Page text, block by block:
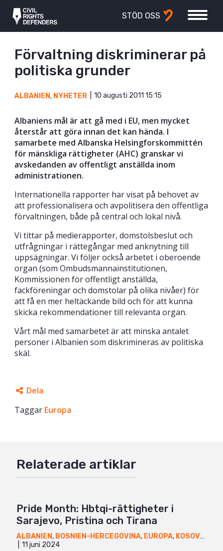
STÖD OSS
Förvaltning diskriminerar på
politiska grunder
ALBANIEN, NYHETER 10 augusti 2011 15:15
Albaniens mål är att gå med i EU, men mycket
återstår att göra innan det kan hända. I
samarbete med Albanska Helsingforskommittén
för mänskliga rättigheter (AHC) granskar vi
avskedanden av offentligt anställda inom
administrationen.
Internationella rapporter har visat på behovet av
att professionalisera och avpolitisera den offentliga
förvaltningen, både på central och lokal nivå.
Vi tittar på medierapporter, domstolsbeslut och
utfrågningar i rättegångar med anknytning till
uppsägningar. Vi följer också arbetet i oberoende
organ (som Ombudsmannainstitutionen,
Kommissionen för offentligt anställda,
fackföreningar och domstolar på olika nivåer) för
att få en mer heltäckande bild och för att kunna
skicka rekommendationer till relevanta organ.
Vårt mål med samarbetet är att minska antalet
personer i Albanien som diskrimineras av politiska
skäl.
Dela
Facebook
Mail
Taggar Europa
Relaterade artiklar
Pride Month: Hbtqi-rättigheter i
Sarajevo, Pristina och Tirana
ALBANIEN, BOSNIEN-HERCEGOVINA, EUROPA, KOSOVO
11 juni 2024